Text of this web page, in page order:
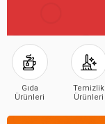
Gıda
Ürünleri
Temizlik
Ürünleri